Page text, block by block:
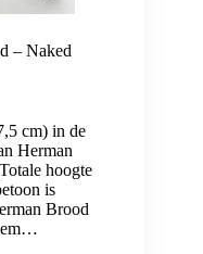
– Naked
cm) in de
Herman
hoogte
is
Brood